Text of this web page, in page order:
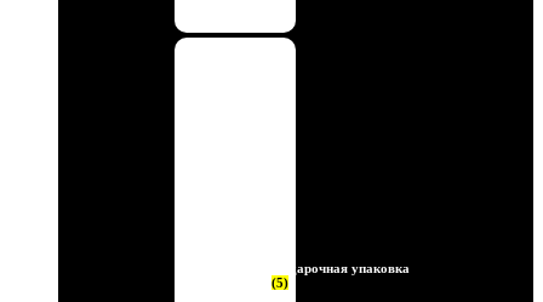
Подарочная упаковка
(5)